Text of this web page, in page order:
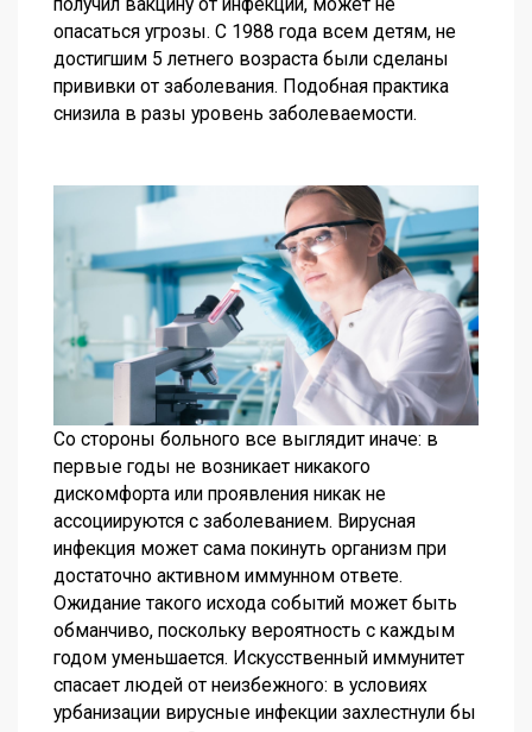
опасаться угрозы. С 1988 года всем детям, не
достигшим 5 летнего возраста были сделаны
прививки от заболевания. Подобная практика
снизила в разы уровень заболеваемости.
Со стороны больного все выглядит иначе: в
первые годы не возникает никакого
дискомфорта или проявления никак не
ассоциируются с заболеванием. Вирусная
инфекция может сама покинуть организм при
достаточно активном иммунном ответе.
Ожидание такого исхода событий может быть
обманчиво, поскольку вероятность с каждым
годом уменьшается. Искусственный иммунитет
спасает людей от неизбежного: в условиях
урбанизации вирусные инфекции захлестнули бы